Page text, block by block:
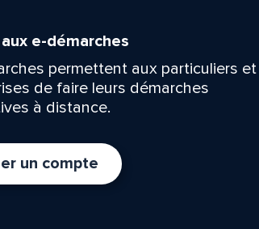
e-démarches
permettent aux particuliers et
de faire leurs démarches
à distance.
un compte